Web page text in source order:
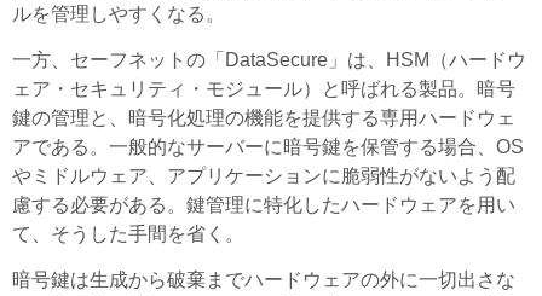
ルを管理しやすくなる。
一方、セーフネットの「DataSecure」は、HSM（ハードウ
ェア・セキュリティ・モジュール）と呼ばれる製品。暗号
鍵の管理と、暗号化処理の機能を提供する専用ハードウェ
アである。一般的なサーバーに暗号鍵を保管する場合、OS
やミドルウェア、アプリケーションに脆弱性がないよう配
慮する必要がある。鍵管理に特化したハードウェアを用い
て、そうした手間を省く。
暗号鍵は生成から破棄までハードウェアの外に一切出さな